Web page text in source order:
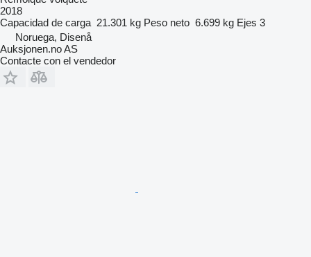
2018
Capacidad de carga 21.301 kg Peso neto 6.699 kg Ejes 3
Noruega, Disenå
Auksjonen.no AS
Contacte con el vendedor